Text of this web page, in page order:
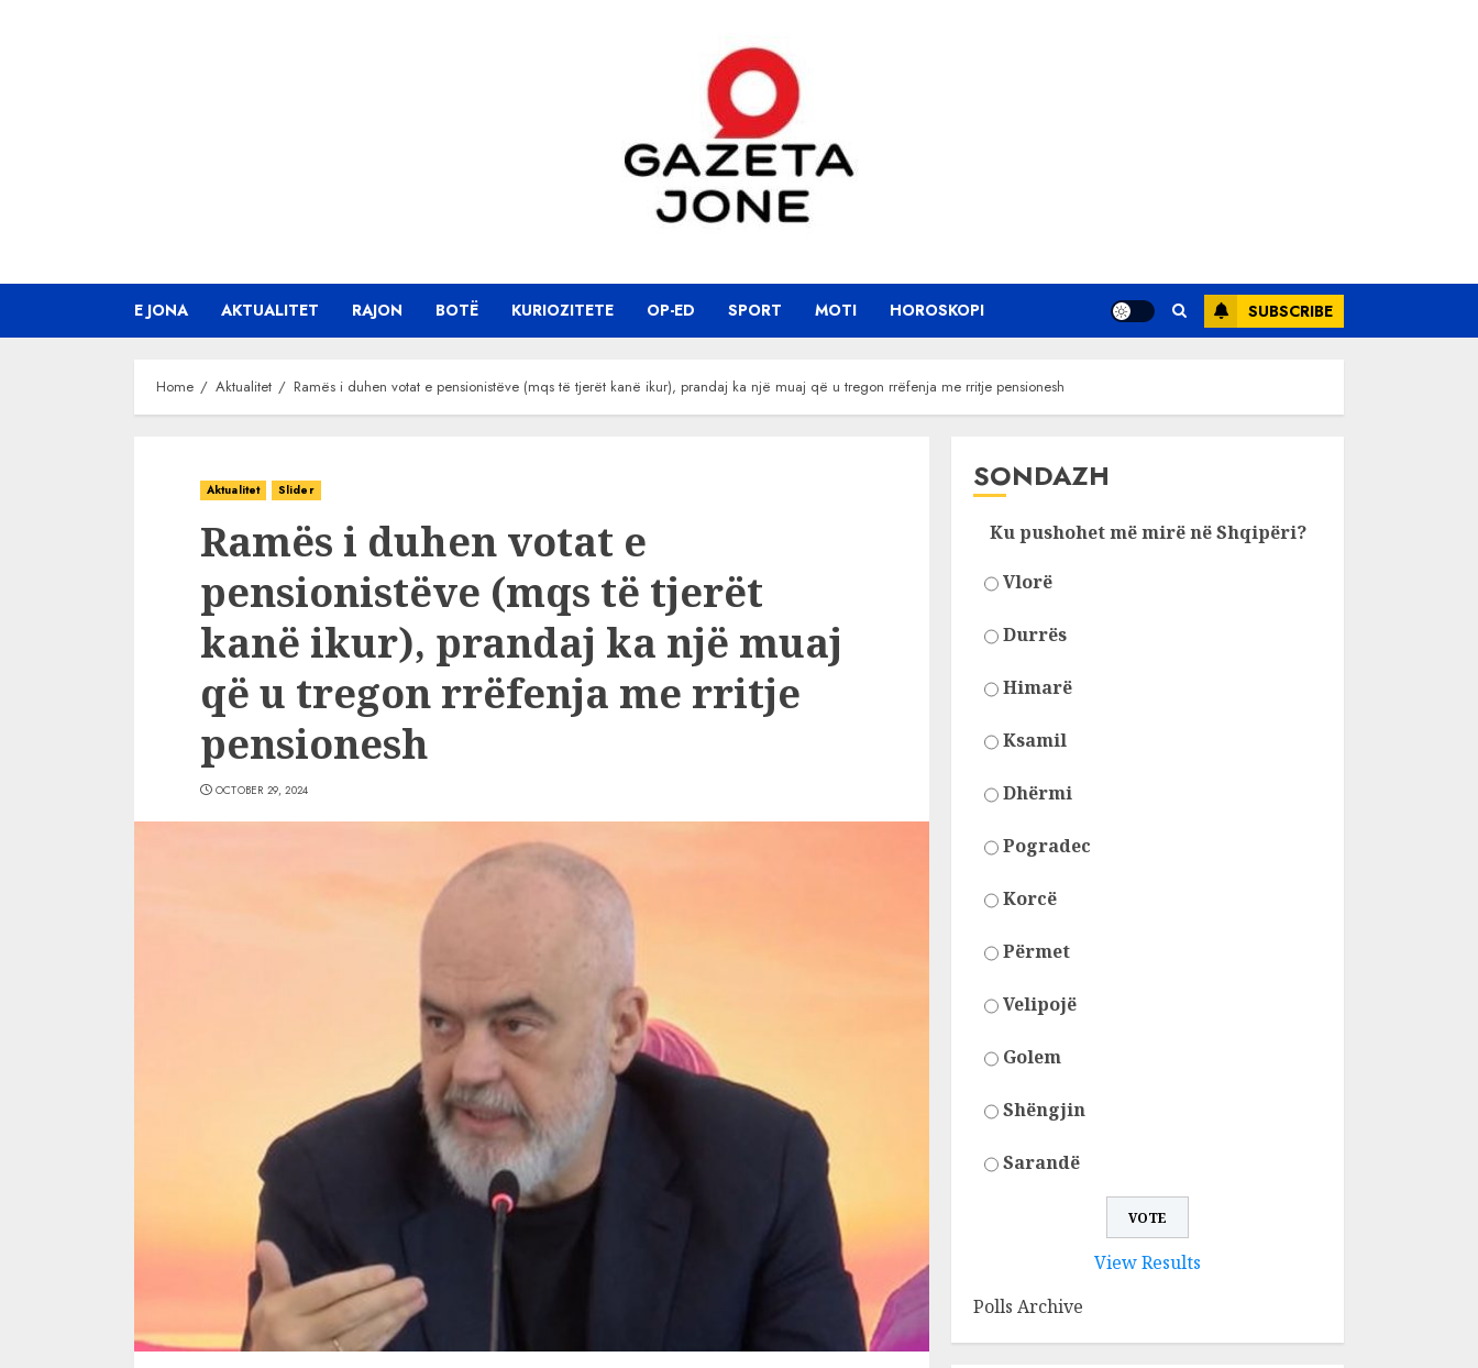
E JONA AKTUALITET RAJON BOTË KURIOZITETE OP-ED SPORT MOTI HOROSKOPI SUBSCRIBE
Home Aktualitet Ramës i duhen votat e pensionistëve (mqs të tjerët kanë ikur), prandaj ka një muaj që u tregon rrëfenja me rritje pensionesh
Aktualitet Slider
Ramës i duhen votat e
pensionistëve (mqs të tjerët
kanë ikur), prandaj ka një muaj
që u tregon rrëfenja me rritje
pensionesh
OCTOBER 29, 2024
SONDAZH
Ku pushohet më mirë në Shqipëri?
Vlorë
Durrës
Himarë
Ksamil
Dhërmi
Pogradec
Korcë
Përmet
Velipojë
Golem
Shëngjin
Sarandë
View Results
Polls Archive